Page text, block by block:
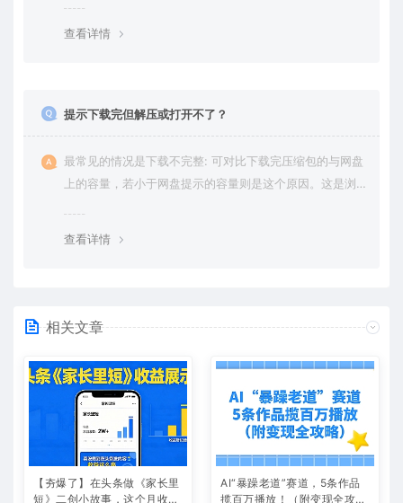
查看详情
提示下载完但解压或打开不了？
最常见的情况是下载不完整: 可对比下载完压缩包的与网盘
上的容量，若小于网盘提示的容量则是这个原因。这是浏
查看详情
相关文章
【夯爆了】在头条做《家长里
短》二创小故事，这个月收益
AI“暴躁老道”赛道，5条作品
揽百万播放！（附变现全攻